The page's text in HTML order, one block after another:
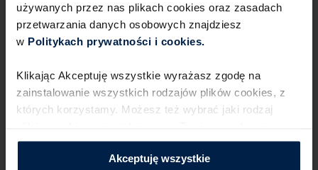
używanych przez nas plikach cookies oraz zasadach
przetwarzania danych osobowych znajdziesz
w Politykach prywatności i cookies.​ ​
Klikając Akceptuję wszystkie wyrażasz zgodę na
zainstalowanie wszystkich rodzajów plików cookies,​ z
których korzystamy. Możesz też wybrać jaki rodzaj
klikając Zmień ustawienia.​ ​
Akceptuję wszystkie